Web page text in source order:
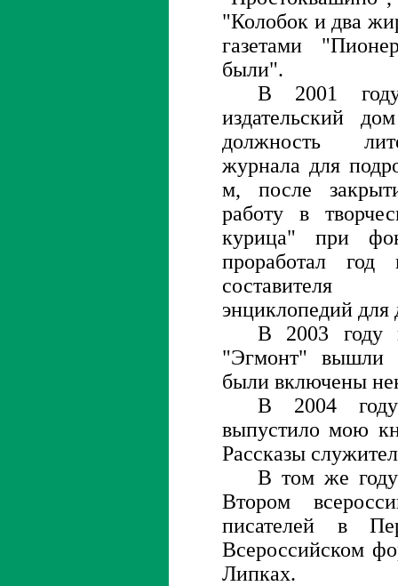
"Колобок и два
газетами
были".
В 2001
издательский
должность
журнала для
м, после
работу в
курица" при
проработал год
составителя
энциклопедий для
В 2003 году
"Эгмонт" вышли
были включены
В 2004 году
выпустило мою
Рассказы
В том же
Втором
писателей в
Всероссийском
Липках.